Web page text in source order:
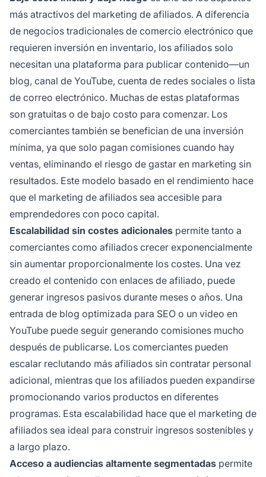
más atractivos del marketing de afiliados. A diferencia
de negocios tradicionales de comercio electrónico que
requieren inversión en inventario, los afiliados solo
necesitan una plataforma para publicar contenido—un
blog, canal de YouTube, cuenta de redes sociales o lista
de correo electrónico. Muchas de estas plataformas
son gratuitas o de bajo costo para comenzar. Los
comerciantes también se benefician de una inversión
mínima, ya que solo pagan comisiones cuando hay
ventas, eliminando el riesgo de gastar en marketing sin
resultados. Este modelo basado en el rendimiento hace
que el marketing de afiliados sea accesible para
emprendedores con poco capital.
Escalabilidad sin costes adicionales permite tanto a
comerciantes como afiliados crecer exponencialmente
sin aumentar proporcionalmente los costes. Una vez
creado el contenido con enlaces de afiliado, puede
generar ingresos pasivos durante meses o años. Una
entrada de blog optimizada para SEO o un video en
YouTube puede seguir generando comisiones mucho
después de publicarse. Los comerciantes pueden
escalar reclutando más afiliados sin contratar personal
adicional, mientras que los afiliados pueden expandirse
promocionando varios productos en diferentes
programas. Esta escalabilidad hace que el marketing de
afiliados sea ideal para construir ingresos sostenibles y
a largo plazo.
Acceso a audiencias altamente segmentadas permite